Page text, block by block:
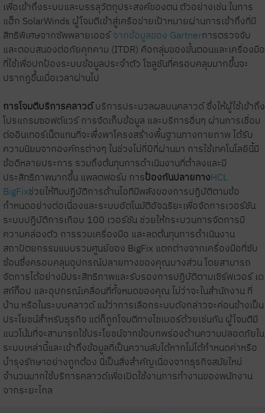
เพื่อเข้าถึงระบบและบรรลุวัตถุประสงค์ของตน ตัวอย่างเช่น ในการ
แฮ็ก SolarWinds ผู้โจมตีเข้าสู่เครือข่ายเป้าหมายผ่านการเข้าถึงที่มี
สิทธิพิเศษจากซัพพลายเออร์จากข้อมูลของ Gartnerการตรวจจับ
และตอบสนองต่อภัยคุกคาม (ITDR) คือกลุ่มของขั้นตอนและเครื่องมือ
ที่ใช้เพื่อปกป้องระบบข้อมูลประจำตัว โซลูชันที่ครอบคลุมมากขึ้นจะ
ปรากฏขึ้นเมื่อเวลาผ่านไป
การโจมตีบริการคลาวด์บริการประมวลผลบนคลาวด์ ซึ่งให้ผู้ใช้เข้าถึง
โปรแกรมซอฟต์แวร์ การจัดเก็บข้อมูล และบริการอื่นๆ ผ่านการเชื่อม
ต่ออินเทอร์เน็ตแทนที่จะพึ่งพาโครงสร้างพื้นฐานทางกายภาพ ได้รับ
ความนิยมจากองค์กรต่างๆ ในช่วงไม่กี่ปีที่ผ่านมา การใช้เทคโนโลยีนี้มี
ข้อดีหลายประการ รวมถึงต้นทุนการดำเนินงานที่ต่ำลงและมี
ประสิทธิภาพมากขึ้น แพลตฟอร์ม การป้องกันปลายทางHCL
BigFixช่วยให้ทีมปฏิบัติการด้านไอทีมีพลังของการปฏิบัติตามข้อ
กำหนดอย่างต่อเนื่องและระบบอัตโนมัติอัจฉริยะเพื่อจัดการเวอร์ชัน
ระบบปฏิบัติการเกือบ 100 เวอร์ชัน ช่วยให้กระบวนการจัดการมี
ความคล่องตัว การรวมเครื่องมือ และลดต้นทุนการดำเนินงาน
สถาปัตยกรรมแบบรวมศูนย์ของ BigFix แตกต่างจากเครื่องมือที่ซับ
ซ้อนซึ่งครอบคลุมอุปกรณ์ปลายทางของคุณบางส่วน โดยสามารถ
จัดการได้อย่างมีประสิทธิภาพและรับรองการปฏิบัติตามเซิร์ฟเวอร์ เด
สก์ท็อป และอุปกรณ์เคลื่อนที่ทั้งหมดของคุณ ไม่ว่าจะในสำนักงาน ที่
บ้าน หรือในระบบคลาวด์ แม้ว่าการเลือกระบบดังกล่าวจะค่อนข้างเป็น
ประโยชน์สำหรับธุรกิจ แต่ก็ถูกโจมตีทางไซเบอร์ด้วยเช่นกัน ผู้โจมตีมี
แนวโน้มที่จะสามารถใช้ประโยชน์จากข้อบกพร่องด้านความปลอดภัยใน
ระบบเหล่านี้และเข้าถึงข้อมูลที่เป็นความลับได้หากไม่ได้กำหนดค่าหรือ
บำรุงรักษาอย่างถูกต้อง นี่เป็นสิ่งสำคัญเนื่องจากธุรกิจสมัยใหม่
จำนวนมากใช้บริการคลาวด์เพื่อเปิดใช้งานการทำงานของพนักงาน
จากระยะไกล